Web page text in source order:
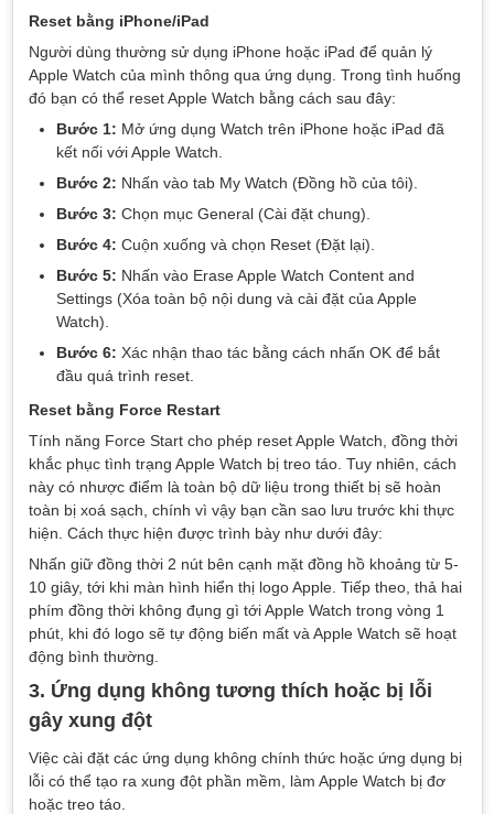
Reset bằng iPhone/iPad
Người dùng thường sử dụng iPhone hoặc iPad để quản lý
Apple Watch của mình thông qua ứng dụng. Trong tình huống
đó bạn có thể reset Apple Watch bằng cách sau đây:
Bước 1: Mở ứng dụng Watch trên iPhone hoặc iPad đã
kết nối với Apple Watch.
Bước 2: Nhấn vào tab My Watch (Đồng hồ của tôi).
Bước 3: Chọn mục General (Cài đặt chung).
Bước 4: Cuộn xuống và chọn Reset (Đặt lại).
Bước 5: Nhấn vào Erase Apple Watch Content and
Settings (Xóa toàn bộ nội dung và cài đặt của Apple
Watch).
Bước 6: Xác nhận thao tác bằng cách nhấn OK để bắt
đầu quá trình reset.
Reset bằng Force Restart
Tính năng Force Start cho phép reset Apple Watch, đồng thời
khắc phục tình trạng Apple Watch bị treo táo. Tuy nhiên, cách
này có nhược điểm là toàn bộ dữ liệu trong thiết bị sẽ hoàn
toàn bị xoá sạch, chính vì vậy bạn cần sao lưu trước khi thực
hiện. Cách thực hiện được trình bày như dưới đây:
Nhấn giữ đồng thời 2 nút bên cạnh mặt đồng hồ khoảng từ 5-
10 giây, tới khi màn hình hiển thị logo Apple. Tiếp theo, thả hai
phím đồng thời không đụng gì tới Apple Watch trong vòng 1
phút, khi đó logo sẽ tự động biến mất và Apple Watch sẽ hoạt
động bình thường.
3. Ứng dụng không tương thích hoặc bị lỗi
gây xung đột
Việc cài đặt các ứng dụng không chính thức hoặc ứng dụng bị
lỗi có thể tạo ra xung đột phần mềm, làm Apple Watch bị đơ
hoặc treo táo.